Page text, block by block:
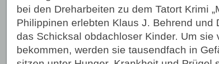
bei den Dreharbeiten zu dem Tatort Krimi
Philippinen erlebten Klaus J. Behrend und
das Schicksal obdachloser Kinder. Um sie
bekommen, werden sie tausendfach in